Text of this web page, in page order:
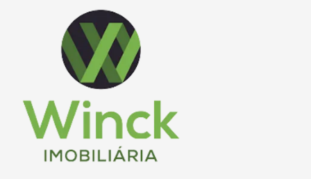
Página inicial